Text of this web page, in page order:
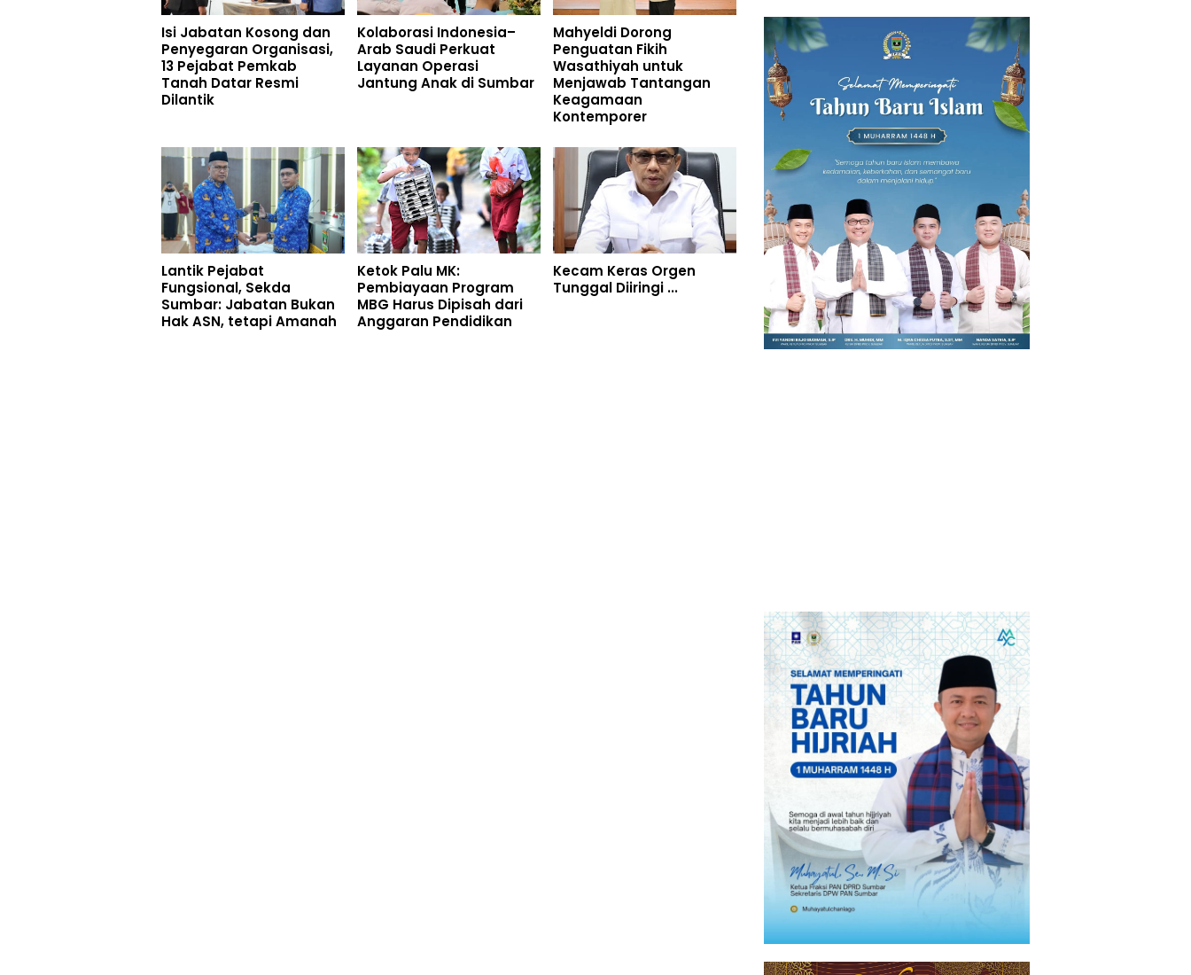
Isi Jabatan Kosong dan
Penyegaran Organisasi,
13 Pejabat Pemkab
Tanah Datar Resmi
Dilantik
Kolaborasi Indonesia–
Arab Saudi Perkuat
Layanan Operasi
Jantung Anak di Sumbar
Mahyeldi Dorong
Penguatan Fikih
Wasathiyah untuk
Menjawab Tantangan
Keagamaan
Kontemporer
Lantik Pejabat
Fungsional, Sekda
Sumbar: Jabatan Bukan
Hak ASN, tetapi Amanah
Ketok Palu MK:
Pembiayaan Program
MBG Harus Dipisah dari
Anggaran Pendidikan
Kecam Keras Orgen
Tunggal Diiringi ...